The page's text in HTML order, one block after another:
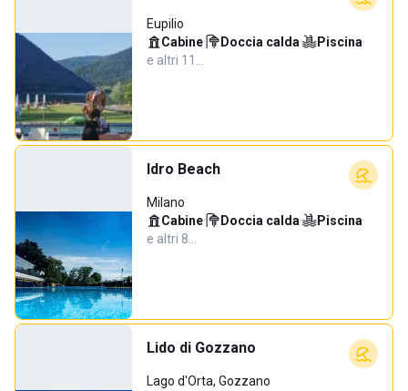
Eupilio
Cabine· Doccia calda· Piscina·
e altri 11…
Idro Beach
Milano
Cabine· Doccia calda· Piscina·
e altri 8…
Lido di Gozzano
Lago d'Orta, Gozzano